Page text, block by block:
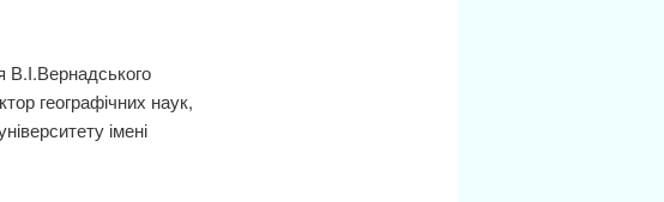
В.І.Вернадського
географічних наук,
імені